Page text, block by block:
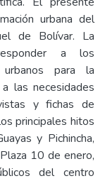
urbana del
de Bolívar. La
a los
urbanos para la
las necesidades
y fichas de
principales hitos
y Pichincha,
10 de enero,
del centro